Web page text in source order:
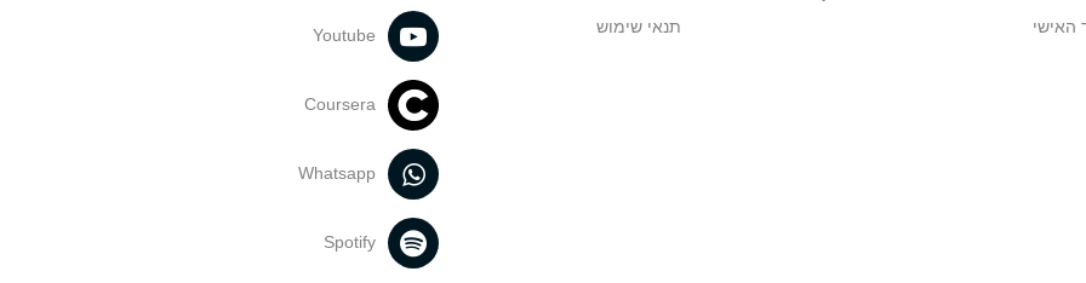
האישי
תנאי שימוש
Youtube
Coursera
Whatsapp
Spotify